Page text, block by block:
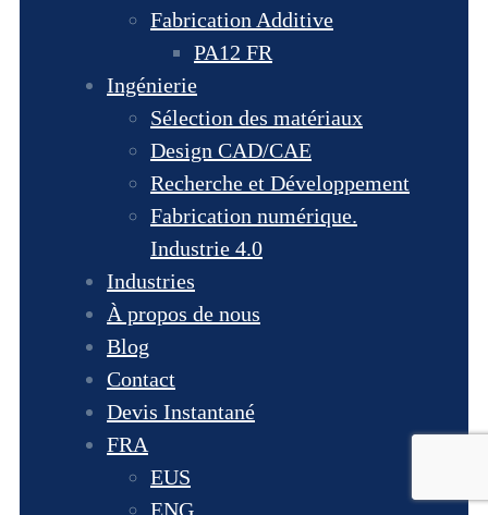
Fabrication Additive
PA12 FR
Ingénierie
Sélection des matériaux
Design CAD/CAE
Recherche et Développement
Fabrication numérique.
Industrie 4.0
Industries
À propos de nous
Blog
Contact
Devis Instantané
FRA
EUS
ENG